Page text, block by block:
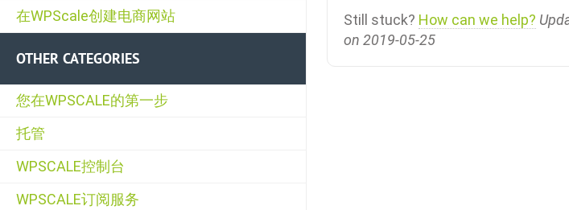
在WPScale创建电商网站
OTHER CATEGORIES
您在WPSCALE的第一步
托管
WPSCALE控制台
WPSCALE订阅服务
Still stuck? How can we help?
on 2019-05-25